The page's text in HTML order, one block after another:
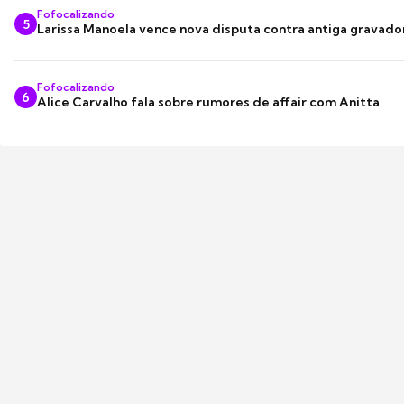
5
Fofocalizando
Larissa Manoela vence nova disputa contra antiga
6
Fofocalizando
Alice Carvalho fala sobre rumores de affair com Anitta